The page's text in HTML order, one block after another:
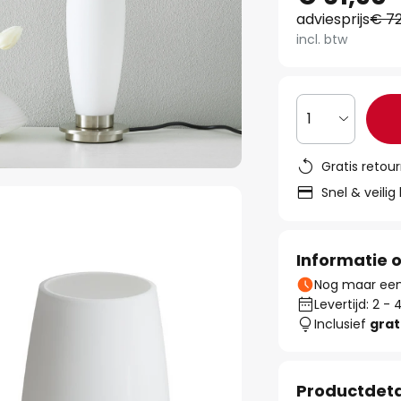
adviesprijs€
incl. btw
1
Gratis
Snel &
Informatie
Nog maar
Levertijd: 2 -
Inclusief